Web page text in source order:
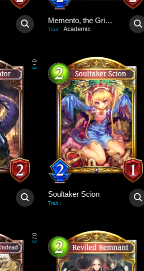
Memento, the Grim Teacher
Trait : Academic
0
/
3
Soultaker Scion
Trait : -
0
/
3